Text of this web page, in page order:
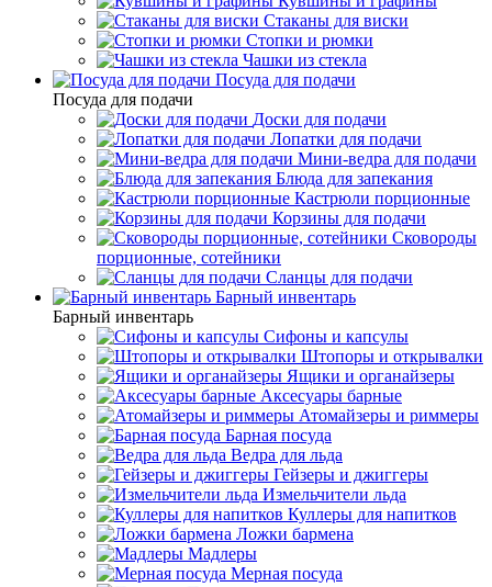
Стаканы для виски
Стопки и рюмки
Чашки из стекла
Посуда для подачи
Посуда для подачи
Доски для подачи
Лопатки для подачи
Мини-ведра для подачи
Блюда для запекания
Кастрюли порционные
Корзины для подачи
Сковороды
порционные, сотейники
Сланцы для подачи
Барный инвентарь
Барный инвентарь
Сифоны и капсулы
Штопоры и открывалки
Ящики и органайзеры
Аксесуары барные
Атомайзеры и риммеры
Барная посуда
Ведра для льда
Гейзеры и джиггеры
Измельчители льда
Куллеры для напитков
Ложки бармена
Мадлеры
Мерная посуда